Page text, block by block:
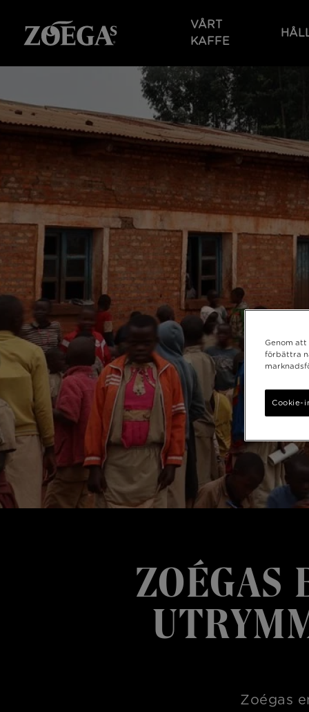
huvudinnehåll
VÅRT
KAFFE
ZOÉGAS
Zoégas
Genom att
förbättra
Cookie-